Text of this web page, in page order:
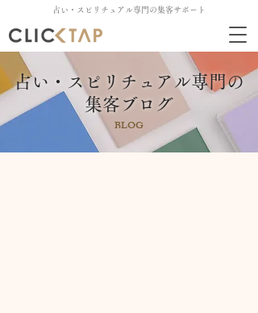
占い・スピリチュアル専門の集客サポート
占い・スピリチュアル専門の
集客ブログ
BLOG